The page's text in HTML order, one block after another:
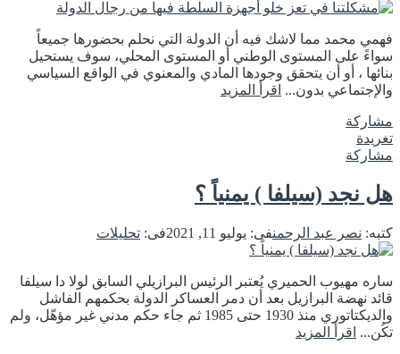
فهمي محمد مما لاشك فيه أن الدولة التي نحلم بحضورها جميعاً
سواءً على المستوى الوطني أو المستوى المحلي، سوف يستحيل
بنائها ، أو أن يتحقق وجودها المادي والمعنوي في الواقع السياسي
والإجتماعي بدون... اقرأ المزيد
مشاركة
تغريدة
مشاركة
هل نجد (سيلفا ) يمنياً ؟
كتبه: نصر عبد الرحمنفى: يوليو 11, 2021 فى: تحليلات
ساره مهيوب الحميري يُعتبر الرئيس البرازيلي السابق لولا دا سيلفا
قائد نهضة البرازيل بعد أن دمر العساكر الدولة بحكمهم الفاشل
والديكتاتوري منذ 1930 حتى 1985 ثم جاء حكم مدني غير مؤهّل، ولم
تكُن... اقرأ المزيد